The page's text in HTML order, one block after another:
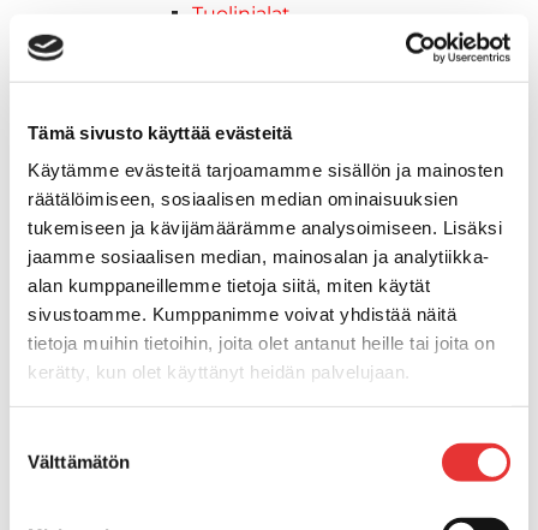
Tämä sivusto käyttää evästeitä
Käytämme evästeitä tarjoamamme sisällön ja mainosten
räätälöimiseen, sosiaalisen median ominaisuuksien
tukemiseen ja kävijämäärämme analysoimiseen. Lisäksi
jaamme sosiaalisen median, mainosalan ja analytiikka-
alan kumppaneillemme tietoja siitä, miten käytät
sivustoamme. Kumppanimme voivat yhdistää näitä
tietoja muihin tietoihin, joita olet antanut heille tai joita on
kerätty, kun olet käyttänyt heidän palvelujaan.
valinta
Välttämätön
Tuolinjalat
Pollarit
Knaapit
Trailerikoukut
Venerenkaat ja silmukkapultit/-
ruuvit
Vetourat
Kansiruuvikkeet
Jätevesi
Kansiruuvikkeiden varaosat
Muoviseokset
Kansiruuvikkeitten varaosat